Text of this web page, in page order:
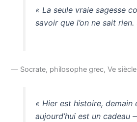
« La seule vraie sagesse
savoir que l’on ne sait rien.
— Socrate, philosophe grec, Ve
« Hier est histoire, demain
aujourd’hui est un cadeau